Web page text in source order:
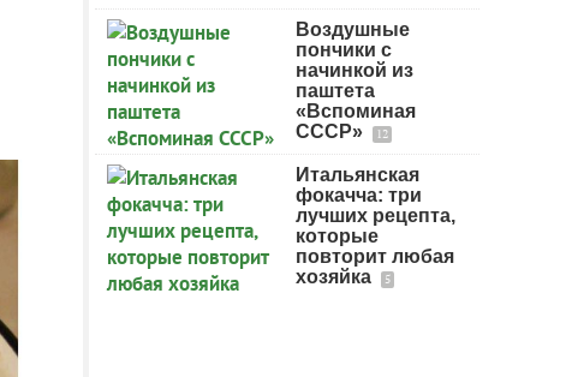
Воздушные
пончики с
начинкой из
паштета
«Вспоминая
СССР»
12
Итальянская
фокачча: три
лучших рецепта,
которые
повторит любая
хозяйка
5